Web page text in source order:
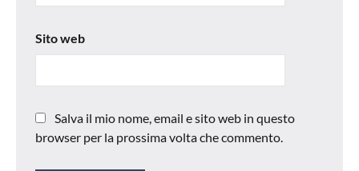
Sito web
Salva il mio nome, email e sito web in questo
browser per la prossima volta che commento.